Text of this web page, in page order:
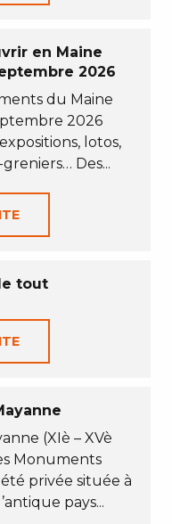
en Maine
2026
du Maine
2026
lotos,
Des...
tout
(XIè – XVè
Monuments
privée située à
pays...